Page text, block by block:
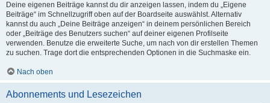
Deine eigenen Beiträge kannst du dir anzeigen lassen, indem du „Eigene
Beiträge“ im Schnellzugriff oben auf der Boardseite auswählst. Alternativ
kannst du auch „Deine Beiträge anzeigen“ in deinem persönlichen Bereich
oder „Beiträge des Benutzers suchen“ auf deiner eigenen Profilseite
verwenden. Benutze die erweiterte Suche, um nach von dir erstellen Themen
zu suchen. Trage dort die entsprechenden Optionen in die Suchmaske ein.
Nach oben
Abonnements und Lesezeichen